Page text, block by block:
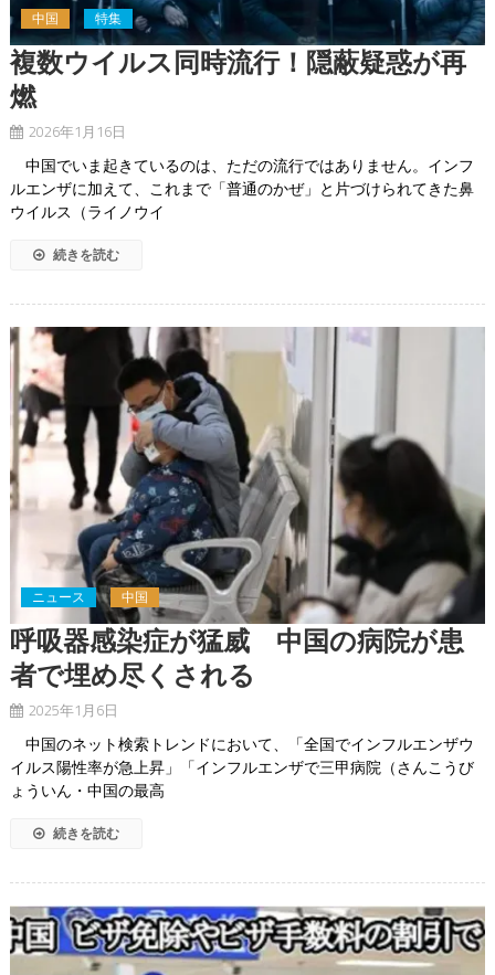
中国 特集
複数ウイルス同時流行！隠蔽疑惑が再
燃
2026年1月16日
中国でいま起きているのは、ただの流行ではありません。インフ
ルエンザに加えて、これまで「普通のかぜ」と片づけられてきた鼻
ウイルス（ライノウイ
続きを読む
ニュース 中国
呼吸器感染症が猛威 中国の病院が患
者で埋め尽くされる
2025年1月6日
中国のネット検索トレンドにおいて、「全国でインフルエンザウ
イルス陽性率が急上昇」「インフルエンザで三甲病院（さんこうび
ょういん・中国の最高
続きを読む